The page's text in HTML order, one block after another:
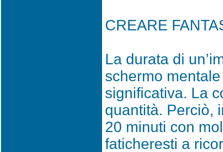
CREARE
La durata di
schermo
significativa. La
quantità. Perciò,
20 minuti con
faticheresti a